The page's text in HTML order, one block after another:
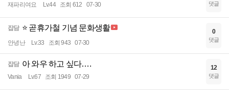
재파리여요 Lv.44 조회 612 07-30 댓글
잡담 ⭐ 곧휴가철 기념 문화생활
안녕난 Lv.33 조회 943 07-30
0
댓글
잡담 아 와우 하고 싶다….
Vania Lv.67 조회 1949 07-29
12
댓글